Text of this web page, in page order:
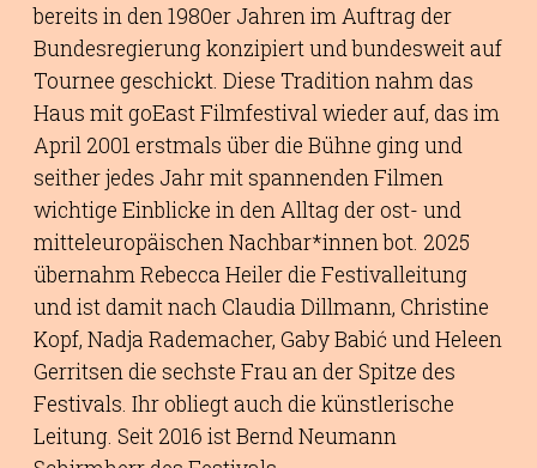
bereits in den 1980er Jahren im Auftrag der
Bundesregierung konzipiert und bundesweit auf
Tournee geschickt. Diese Tradition nahm das
Haus mit goEast Filmfestival wieder auf, das im
April 2001 erstmals über die Bühne ging und
seither jedes Jahr mit spannenden Filmen
wichtige Einblicke in den Alltag der ost- und
mitteleuropäischen Nachbar*innen bot. 2025
übernahm Rebecca Heiler die Festivalleitung
und ist damit nach Claudia Dillmann, Christine
Kopf, Nadja Rademacher, Gaby Babić und Heleen
Gerritsen die sechste Frau an der Spitze des
Festivals. Ihr obliegt auch die künstlerische
Leitung. Seit 2016 ist Bernd Neumann